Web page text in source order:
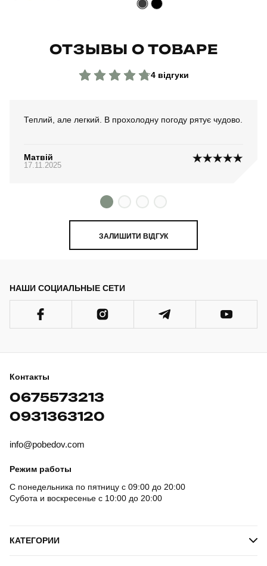
ОТЗЫВЫ О ТОВАРЕ
4 відгуки
Теплий, але легкий. В прохолодну погоду рятує чудово.
Матвій
17.11.2025
ЗАЛИШИТИ ВІДГУК
НАШИ СОЦИАЛЬНЫЕ СЕТИ
Контакты
0675573213
0931363120
info@pobedov.com
Режим работы
С понедельника по пятницу с 09:00 до 20:00
Субота и воскресенье с 10:00 до 20:00
КАТЕГОРИИ